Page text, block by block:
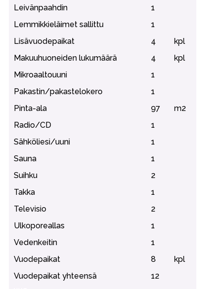
Leivänpaahdin
1
Lemmikkieläimet sallittu
1
Lisävuodepaikat
4
kpl
Makuuhuoneiden lukumäärä
4
kpl
Mikroaaltouuni
1
Pakastin/pakastelokero
1
Pinta-ala
97
m2
Radio/CD
1
Sähköliesi/uuni
1
Sauna
1
Suihku
2
Takka
1
Televisio
2
Ulkoporeallas
1
Vedenkeitin
1
Vuodepaikat
8
kpl
Vuodepaikat yhteensä
12